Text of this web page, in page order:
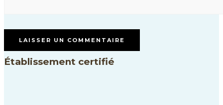
Établissement certifié